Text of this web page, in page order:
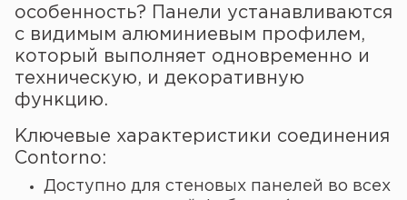
особенность? Панели устанавливаются
с видимым алюминиевым профилем,
который выполняет одновременно и
техническую, и декоративную
функцию.
Ключевые характеристики соединения
Contorno:
Доступно для стеновых панелей во всех